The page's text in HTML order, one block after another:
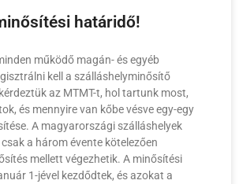
határidő!
működő magán- és egyéb
kell a szálláshelyminősítő
az MTMT-t, hol tartunk most,
és mennyire van kőbe vésve egy-egy
A magyarországi szálláshelyek
a három évente kötelezően
mellett végezhetik. A minősítési
1-jével kezdődtek, és azokat a